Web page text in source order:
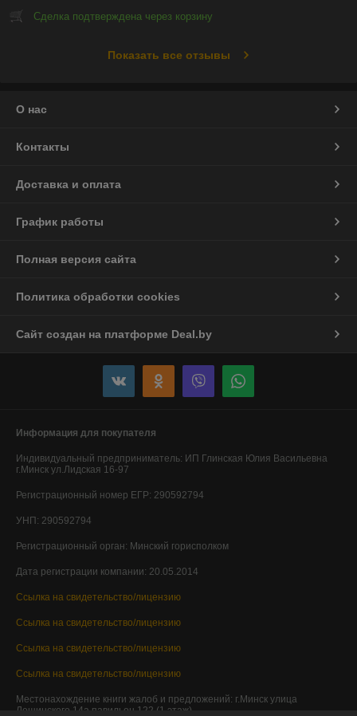
Сделка подтверждена через корзину
Показать все отзывы
О нас
Контакты
Доставка и оплата
График работы
Полная версия сайта
Политика обработки cookies
Сайт создан на платформе Deal.by
Информация для покупателя
Индивидуальный предприниматель: ИП Глинская Юлия Васильевна
г.Минск ул.Лидская 16-97
Регистрационный номер ЕГР: 290592794
УНП: 290592794
Регистрационный орган: Минский горисполком
Дата регистрации компании: 20.05.2014
Ссылка на свидетельство/лицензию
Ссылка на свидетельство/лицензию
Ссылка на свидетельство/лицензию
Ссылка на свидетельство/лицензию
Местонахождение книги жалоб и предложений: г.Минск улица
Лещинского 14а павильон 122 (1 этаж)